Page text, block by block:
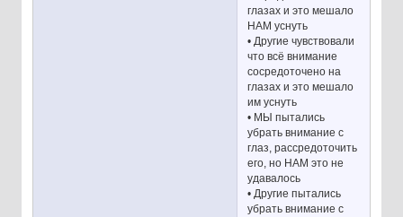
глазах и это мешало
НАМ уснуть
• Другие чувствовали
что всё внимание
сосредоточено на
глазах и это мешало
им уснуть
• МЫ пытались
убрать внимание с
глаз, рассредоточить
его, но НАМ это не
удавалось
• Другие пытались
убрать внимание с